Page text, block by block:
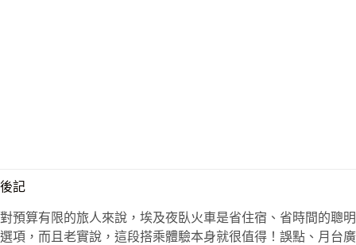
後記
對預算有限的旅人來說，埃及夜臥火車是省住宿、省時間的聰明
選項，而且老實說，這段搭乘體驗本身就很值得！誤點、月台廣